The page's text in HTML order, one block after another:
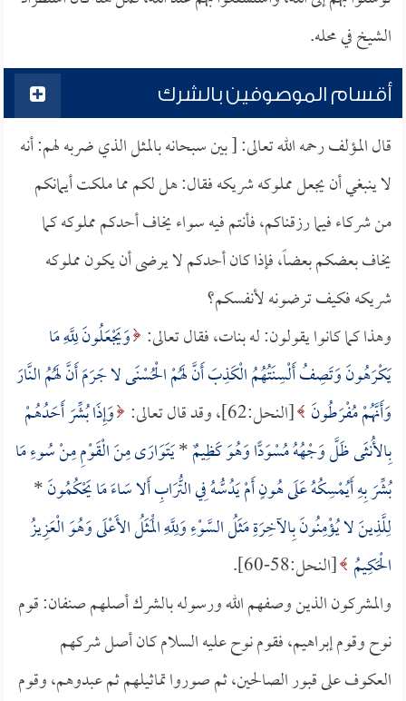
الشيخ في محله.
أقسام الموصوفين بالشرك
قال المؤلف رحمه الله تعالى: [ بين سبحانه بالمثل الذي ضربه لهم: أنه
لا ينبغي أن يجعل مملوكه شريكه فقال: هل لكم مما ملكت أيمانكم
من شركاء فيما رزقناكم، فأنتم فيه سواء يخاف أحدكم مملوكه كما
يخاف بعضكم بعضاً، فإذا كان أحدكم لا يرضى أن يكون مملوكه
شريكه فكيف ترضونه لأنفسكم؟
وهذا كما كانوا يقولون: له بنات، فقال تعالى: وَيَجْعَلُونَ لِلَّهِ مَا
يَكْرَهُونَ وَتَصِفُ أَلْسِنَتُهُمُ الْكَذِبَ أَنَّ لَهُمْ الْحُسْنَى لا جَرَمَ أَنَّ لَهُمُ النَّارَ
وَأَنَّهُمْ مُفْرَطُونَ [النحل:62]، وقد قال تعالى:
وَإِذَا بُشِّرَ أَحَدُهُمْ
بِالأُنثَى ظَلَّ وَجْهُهُ مُسْوَدًّا وَهُوَ كَظِيمٌ*يَتَوَارَى مِنَ الْقَوْمِ مِنْ سُوءِ مَا
بُشِّرَ بِهِ أَيُمْسِكُهُ عَلَى هُونٍ أَمْ يَدُسُّهُ فِي التُّرَابِ أَلا سَاءَ مَا يَحْكُمُونَ*
لِلَّذِينَ لا يُؤْمِنُونَ بِالآخِرَةِ مَثَلُ السَّوْءِ وَلِلَّهِ الْمَثَلُ الأَعْلَى وَهُوَ الْعَزِيزُ
الْحَكِيمُ [النحل:58-60].
والمشركون الذين وصفهم الله ورسوله بالشرك أصلهم صنفان: قوم
نوح وقوم إبراهيم، فقوم نوح عليه السلام كان أصل شركهم
العكوف على قبور الصالحين، ثم صوروا تماثيلهم ثم عبدوهم، وقوم